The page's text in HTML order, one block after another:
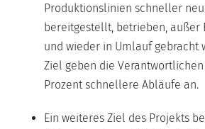
Produktionslinien schneller neu
bereitgestellt, betrieben, außer
und wieder in Umlauf gebracht
Ziel geben die Verantwortlichen
Prozent schnellere Abläufe an.
Ein weiteres Ziel des Projekts